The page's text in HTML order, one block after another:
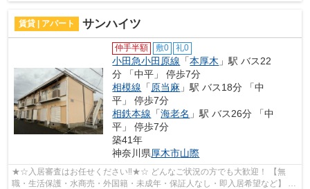
賃貸 | アパート サンハイツ
仲手半額 敷0 礼0
小田急小田原線 「本厚木 」駅 バス22
分 「中平」 停歩7分
相模線 「 原当麻 」駅 バス18分 「中
平」 停歩7分
相鉄本線 「海老名 」駅 バス26分 「中
平」 停歩7分
築41年
神奈川県厚木市山際
★☆入居審査はお任せください‼★☆ どんなご状況の方でも大歓迎！ 【無
職・生活保護・水商売・外国籍・未成年・保証人なし・即入居希望など】 ネ